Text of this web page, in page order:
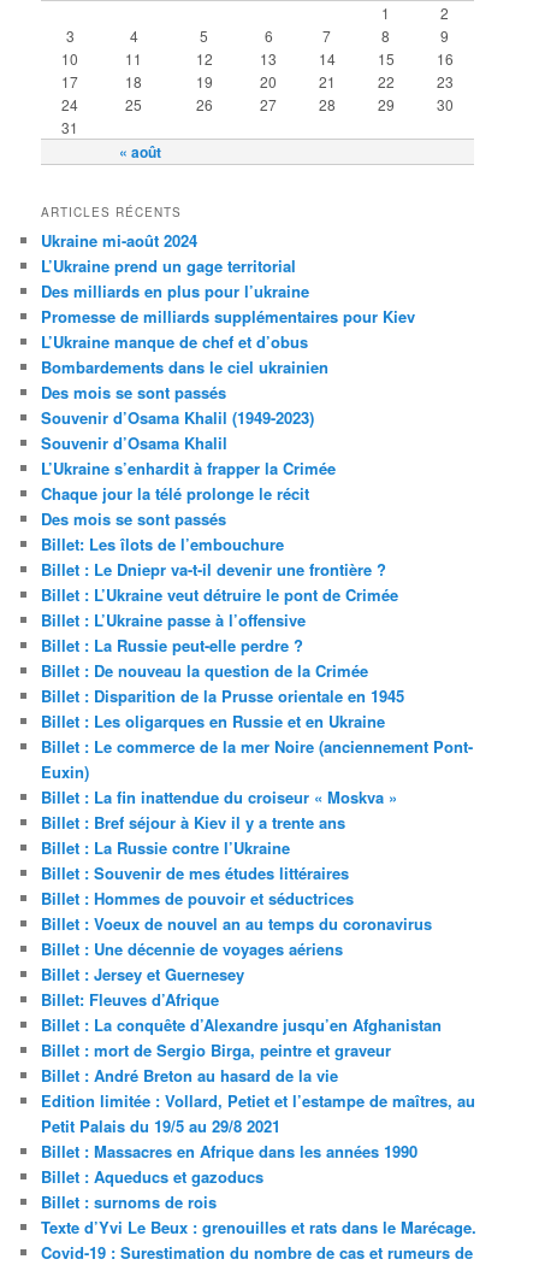
« août
1
2
3
4 5 6 7 8
9
10
11 12 13 14 15
16
17
18 19 20 21 22
23
24
25 26 27 28 29
30
31
ARTICLES RÉCENTS
Ukraine mi-août 2024
L’Ukraine prend un gage territorial
Des milliards en plus pour l’ukraine
Promesse de milliards supplémentaires pour Kiev
L’Ukraine manque de chef et d’obus
Bombardements dans le ciel ukrainien
Des mois se sont passés
Souvenir d’Osama Khalil (1949-2023)
Souvenir d’Osama Khalil
L’Ukraine s’enhardit à frapper la Crimée
Chaque jour la télé prolonge le récit
Des mois se sont passés
Billet: Les îlots de l’embouchure
Billet : Le Dniepr va-t-il devenir une frontière ?
Billet : L’Ukraine veut détruire le pont de Crimée
Billet : L’Ukraine passe à l’offensive
Billet : La Russie peut-elle perdre ?
Billet : De nouveau la question de la Crimée
Billet : Disparition de la Prusse orientale en 1945
Billet : Les oligarques en Russie et en Ukraine
Billet : Le commerce de la mer Noire (anciennement Pont-
Euxin)
Billet : La fin inattendue du croiseur « Moskva »
Billet : Bref séjour à Kiev il y a trente ans
Billet : La Russie contre l’Ukraine
Billet : Souvenir de mes études littéraires
Billet : Hommes de pouvoir et séductrices
Billet : Voeux de nouvel an au temps du coronavirus
Billet : Une décennie de voyages aériens
Billet : Jersey et Guernesey
Billet: Fleuves d’Afrique
Billet : La conquête d’Alexandre jusqu’en Afghanistan
Billet : mort de Sergio Birga, peintre et graveur
Billet : André Breton au hasard de la vie
Edition limitée : Vollard, Petiet et l’estampe de maîtres, au
Petit Palais du 19/5 au 29/8 2021
Billet : Massacres en Afrique dans les années 1990
Billet : Aqueducs et gazoducs
Billet : surnoms de rois
Texte d’Yvi Le Beux : grenouilles et rats dans le Marécage.
Covid-19 : Surestimation du nombre de cas et rumeurs de